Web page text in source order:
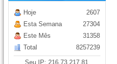
Hoje
Esta Semana
Este Mês
Total
2607
27304
31358
8257239
Seu IP: 216.73.217.81